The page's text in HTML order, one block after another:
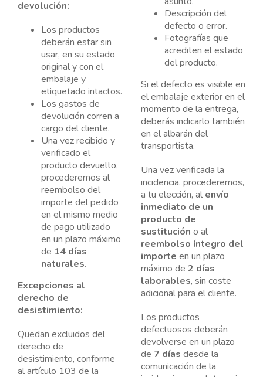
devolución:
Los productos
deberán estar sin
usar, en su estado
original y con el
embalaje y
etiquetado intactos.
Los gastos de
devolución corren a
cargo del cliente.
Una vez recibido y
verificado el
producto devuelto,
procederemos al
reembolso del
importe del pedido
en el mismo medio
de pago utilizado
en un plazo máximo
de 14 días
naturales.
Excepciones al
derecho de
desistimiento:
Quedan excluidos del
derecho de
desistimiento, conforme
al artículo 103 de la
Descripción del
defecto o error.
Fotografías que
acrediten el estado
del producto.
Si el defecto es visible en
el embalaje exterior en el
momento de la entrega,
deberás indicarlo también
en el albarán del
transportista.
Una vez verificada la
incidencia, procederemos,
a tu elección, al envío
inmediato de un
producto de
sustitución o al
reembolso íntegro del
importe en un plazo
máximo de 2 días
laborables, sin coste
adicional para el cliente.
Los productos
defectuosos deberán
devolverse en un plazo
de 7 días desde la
comunicación de la